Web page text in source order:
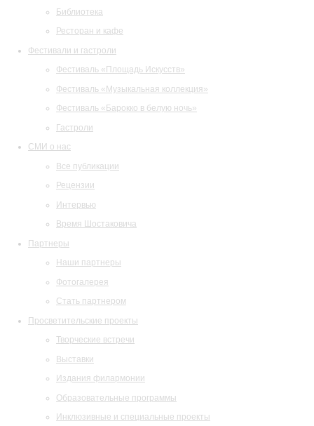
Библиотека
Ресторан и кафе
Фестивали и гастроли
Фестиваль «Площадь Искусств»
Фестиваль «Музыкальная коллекция»
Фестиваль «Барокко в белую ночь»
Гастроли
СМИ о нас
Все публикации
Рецензии
Интервью
Время Шостаковича
Партнеры
Наши партнеры
Фотогалерея
Стать партнером
Просветительские проекты
Творческие встречи
Выставки
Издания филармонии
Образовательные программы
Инклюзивные и специальные проекты